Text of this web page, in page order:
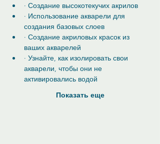
· Создание высокотекучих акрилов
· Использование акварели для
создания базовых слоев
· Создание акриловых красок из
ваших акварелей
· Узнайте, как изолировать свои
акварели, чтобы они не
активировались водой
Показать еще